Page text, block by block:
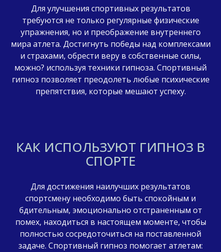
Для улучшения спортивных результатов
требуются не только регулярные физические
упражнения, но и преображение внутреннего
мира атлета. Достигнуть победы над комплексами
и страхами, обрести веру в собственные силы,
можно? используя техники гипноза. Спортивный
гипноз позволяет преодолеть любые психические
препятствия, которые мешают успеху.
КАК ИСПОЛЬЗУЮТ ГИПНОЗ В
СПОРТЕ
Для достижения наилучших результатов
спортсмену необходимо быть спокойным и
бдительным, эмоционально отстраненным от
помех, находиться в настоящем моменте, чтобы
полностью сосредоточиться на поставленной
задаче. Спортивный гипноз помогает атлетам: